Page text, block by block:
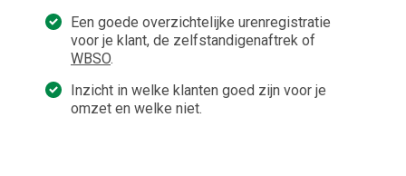
Een goede overzichtelijke urenregistratie
voor je klant, de zelfstandigenaftrek of
WBSO.
Inzicht in welke klanten goed zijn voor je
omzet en welke niet.